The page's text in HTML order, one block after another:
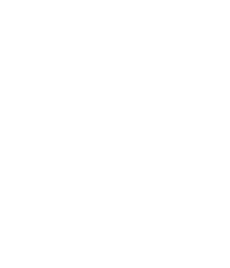
ai meccani e parla del
benedizioni su di lui).
Gabriele (pace su di
Gabriele (pace su di
e benedizioni su di
della prima
sua Ascensione al
alla sura XVII).
basso»: trad. incerta,
sospeso. «Loto del
secondo la tradizione,
destra del Trono
insuperabile
Signore. «il Giardino